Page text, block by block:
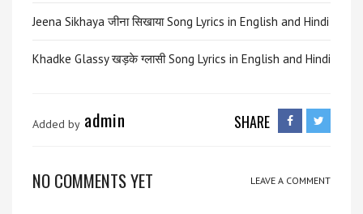
Jeena Sikhaya जीना सिखाया Song Lyrics in English and Hindi
Khadke Glassy खड़के ग्लासी Song Lyrics in English and Hindi
Added by admin SHARE
NO COMMENTS YET LEAVE A COMMENT